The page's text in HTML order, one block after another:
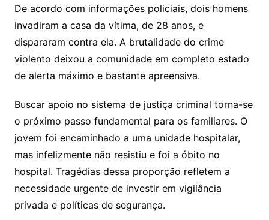
De acordo com informações policiais, dois homens
invadiram a casa da vítima, de 28 anos, e
dispararam contra ela. A brutalidade do crime
violento deixou a comunidade em completo estado
de alerta máximo e bastante apreensiva.
Buscar apoio no sistema de justiça criminal torna-se
o próximo passo fundamental para os familiares. O
jovem foi encaminhado a uma unidade hospitalar,
mas infelizmente não resistiu e foi a óbito no
hospital. Tragédias dessa proporção refletem a
necessidade urgente de investir em vigilância
privada e políticas de segurança.